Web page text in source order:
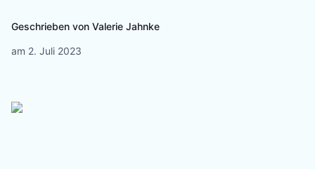
Geschrieben von Valerie Jahnke
am 2. Juli 2023